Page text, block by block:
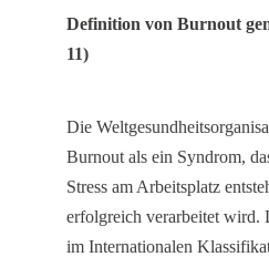
Definition von Burnout
11)
Die
Burnout als ein Syndrom,
Stress am Arbeitsplatz
erfolgreich verarbeitet wird.
im Internationalen